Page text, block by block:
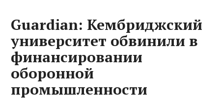
Guardian: Кембриджский
университет обвинили в
финансировании
оборонной
промышленности